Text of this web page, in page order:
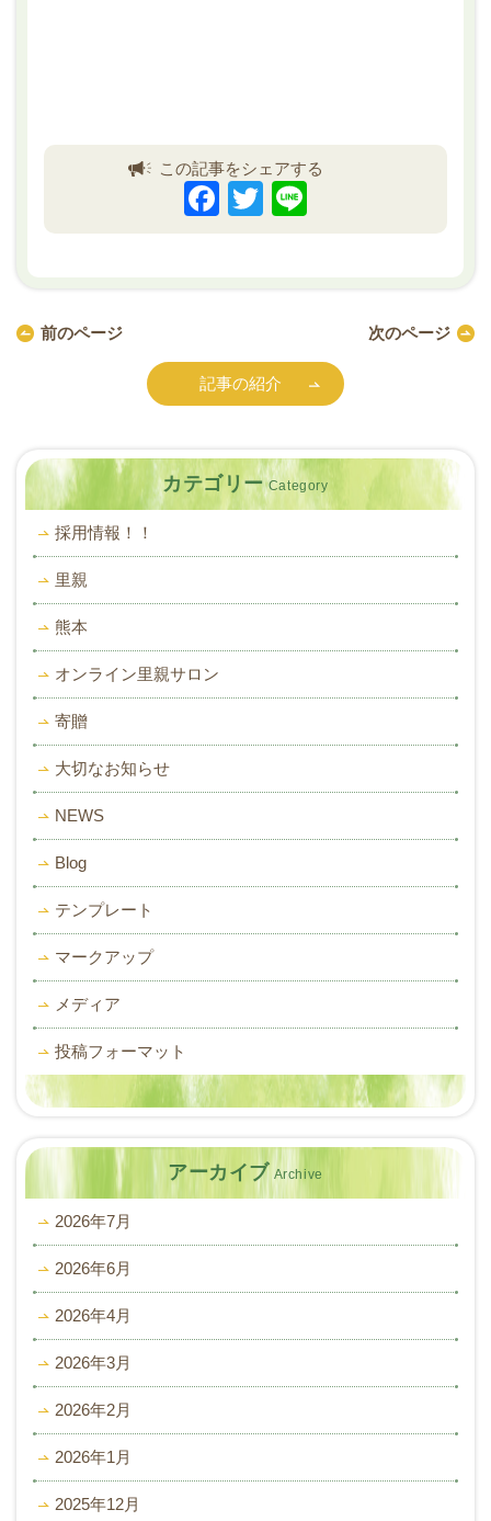
カテゴリー Category
採用情報！！
里親
熊本
オンライン里親サロン
寄贈
大切なお知らせ
NEWS
Blog
テンプレート
マークアップ
メディア
投稿フォーマット
アーカイブ Archive
2026年7月
2026年6月
2026年4月
2026年3月
2026年2月
2026年1月
2025年12月
この記事をシェアする
F
a
o
o
T
wi n
前のページ
記事の紹介
次のページ